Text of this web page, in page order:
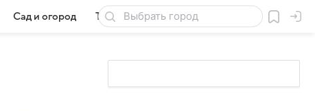
Сад и огород Товары для дачи